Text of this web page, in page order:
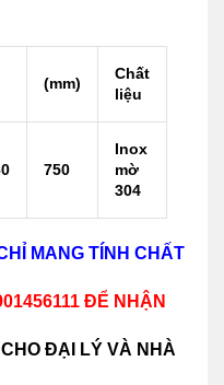
(mm)
Chất
liệu
750
Inox
mờ
304
MANG TÍNH CHẤT
ĐỂ NHẬN
ĐẠI LÝ VÀ NHÀ